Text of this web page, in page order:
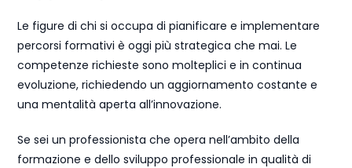
Le figure di chi si occupa di pianificare e implementare
percorsi formativi è oggi più strategica che mai. Le
competenze richieste sono molteplici e in continua
evoluzione, richiedendo un aggiornamento costante e
una mentalità aperta all’innovazione.
Se sei un professionista che opera nell’ambito della
formazione e dello sviluppo professionale in qualità di